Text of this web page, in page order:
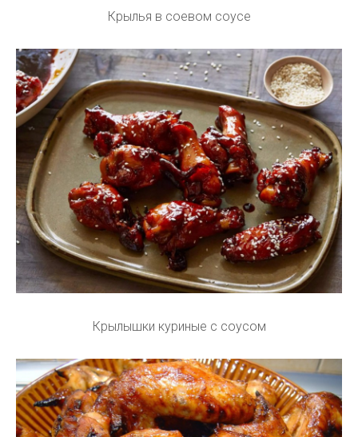
Крылья в соевом соусе
Крылышки куриные с соусом